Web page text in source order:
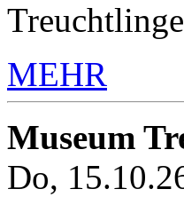
MEHR
Museum
Do,